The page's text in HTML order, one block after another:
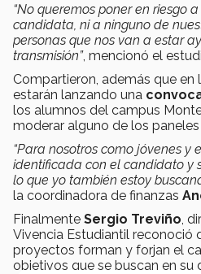
“No queremos poner en riesgo
candidata, ni a ninguno de
personas que nos van a estar
transmisión”, mencionó el
Compartieron, además que en
estarán lanzando una
los alumnos del campus
moderar alguno de los
“Para nosotros como jóvenes y
identificada con el candidato y
lo que yo también estoy
la coordinadora de finanzas
Finalmente Sergio Treviño,
Vivencia Estudiantil reconoció
proyectos forman y forjan el
objetivos que se buscan en su